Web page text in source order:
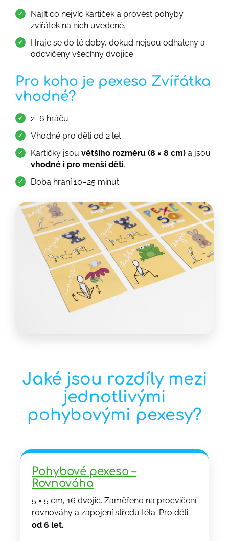
Najít co nejvíc kartiček a provést pohyby
zvířátek na nich uvedené.
Hraje se do té doby, dokud nejsou odhaleny a
odcvičeny všechny dvojice.
Pro koho je pexeso Zvířátka
vhodné?
2–6 hráčů
Vhodné pro děti od 2 let
Kartičky jsou většího rozměru (8 × 8 cm) a jsou
vhodné i pro menší děti.
Doba hraní 10–25 minut
Jaké jsou rozdíly mezi
jednotlivými
pohybovými pexesy?
Pohybové pexeso –
Rovnováha
5 × 5 cm, 16 dvojic. Zaměřeno na procvičení
rovnováhy a zapojení středu těla. Pro děti
od 6 let.